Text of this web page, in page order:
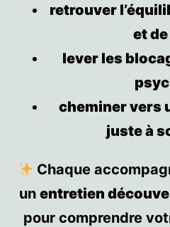
retrouver
et
lever les
cheminer vers
juste à
Chaque
un entretien
pour comprendre